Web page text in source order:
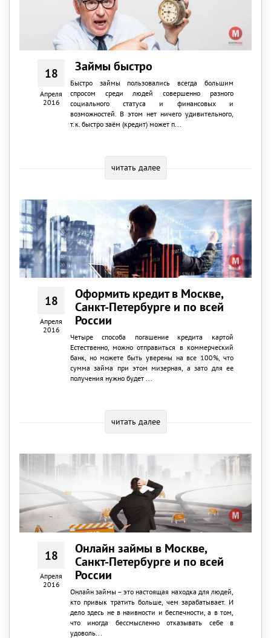
18
Апреля
2016
Займы быстро
Быстро займы пользовались всегда большим
спросом среди людей совершенно разного
социального статуса и финансовых и
возможностей. В этом нет ничего удивительного,
т.к. быстро заём (кредит) может п...
читать далее
18
Апреля
2016
Оформить кредит в Москве,
Санкт-Петербурге и по всей
России
Четыре способа погашение кредита картой
Естественно, можно отправиться в коммерческий
банк, но можете быть уверены на все 100%, что
сумма займа при этом мизерная, а зато для ее
получения нужно будет ...
читать далее
18
Апреля
2016
Онлайн займы в Москве,
Санкт-Петербурге и по всей
России
Онлайн займы – это настоящая находка для людей,
кто привык тратить больше, чем зарабатывает. И
дело здесь не в наивности и беспечности, а в том,
что иногда бессмысленно отказывать себе в
удоволь...